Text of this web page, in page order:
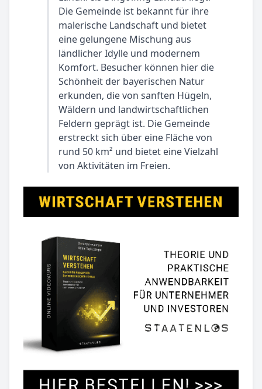
Die Gemeinde ist bekannt für ihre
malerische Landschaft und bietet
eine gelungene Mischung aus
ländlicher Idylle und modernem
Komfort. Besucher können hier die
Schönheit der bayerischen Natur
erkunden, die von sanften Hügeln,
Wäldern und landwirtschaftlichen
Feldern geprägt ist. Die Gemeinde
erstreckt sich über eine Fläche von
rund 50 km² und bietet eine Vielzahl
von Aktivitäten im Freien.